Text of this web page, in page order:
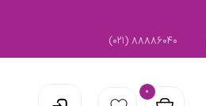
۸۸۸۸۶۰۴۰ (۰۲۱)
0